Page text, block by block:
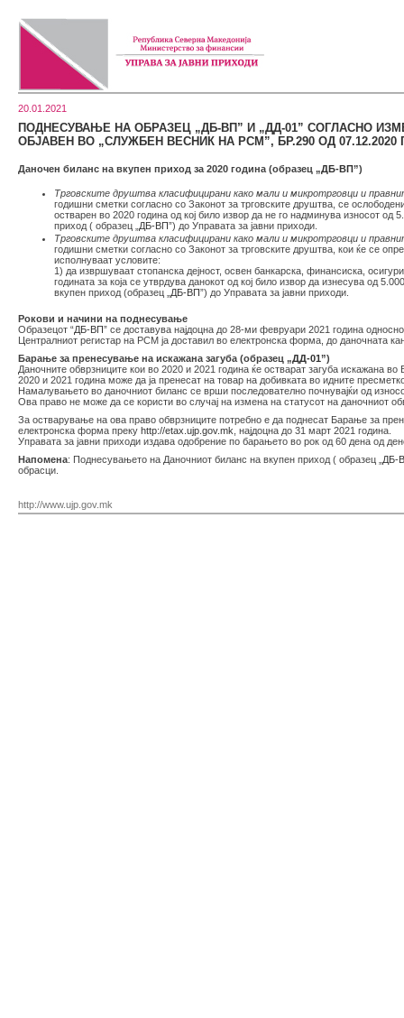
20.01.2021
ПОДНЕСУВАЊЕ НА ОБРАЗЕЦ „ДБ-ВП” И „ДД-01” СОГЛАСНО
ОБЈАВЕН ВО „СЛУЖБЕН ВЕСНИК НА РСМ”, БР.290 ОД 07.12.2020
Даночен биланс на вкупен приход за 2020 година (образец „ДБ-ВП”)
Трговските друштва класифицирани како мали и микротрговци и
годишни сметки согласно со Законот за трговските друштва, се
остварен во 2020 година од кој било извор да не го надминува износот
приход ( образец „ ДБ-ВП”) до Управата за јавни приходи.
Трговските друштва класифицирани како мали и микротрговци и
годишни сметки согласно со Законот за трговските друштва, кои ќе се
исполнуваат условите:
1) да извршуваат стопанска дејност, освен банкарска, финансиска,
годината за која се утврдува данокот од кој било извор да изнесува од
вкупен приход (образец „ ДБ-ВП”) до Управата за јавни приходи.
Рокови и начини на поднесување
Образецот “ДБ-ВП” се доставува најдоцна до 28-ми февруари 2021 година
Централниот регистар на РСМ ја доставил во електронска форма, до даночната
Барање за пренесување на искажана загуба (образец „ДД-01”)
Даночните обврзниците кои во 2020 и 2021 година ќе остварат загуба искажана
2020 и 2021 година може да ја пренесат на товар на добивката во идните
Намалувањето во даночниот биланс се врши последователно почнувајќи од
Ова право не може да се користи во случај на измена на статусот на даночниот
За остварување на ова право обврзниците потребно е да поднесат Барање за
електронска форма преку http://etax.ujp.gov.mk , најдоцна до 31 март 2021 година.
Управата за јавни приходи издава одобрение по барањето во рок од 60 дена од
Напомена: Поднесувањето на Даночниот биланс на вкупен приход ( образец „ ДБ-
обрасци.
http://www.ujp.gov.mk